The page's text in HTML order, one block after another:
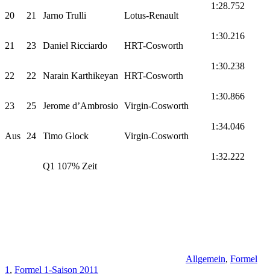
20 21 Jarno Trulli Lotus-Renault
1:28.752
21 23 Daniel Ricciardo HRT-Cosworth
1:30.216
22 22 Narain Karthikeyan HRT-Cosworth
1:30.238
23 25 Jerome d’Ambrosio Virgin-Cosworth
1:30.866
Aus 24 Timo Glock Virgin-Cosworth
1:34.046
Q1 107% Zeit
1:32.222
Allgemein, Formel
1 , Formel 1-Saison 2011